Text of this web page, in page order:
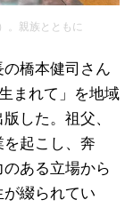
。親族とともに
橋本健司さん
まれて」を地域
した。祖父、
起こし、奔
ある立場から
綴られてい